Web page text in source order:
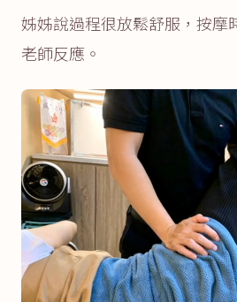
姊姊說過程很放鬆舒服，按摩
老師反應。